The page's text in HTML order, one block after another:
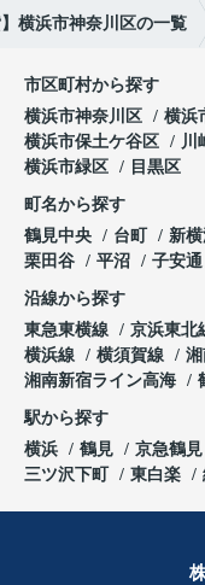
横浜市神奈川区の一覧
市区町村から探す
横浜市神奈川区
横浜
横浜市保土ケ谷区
川
横浜市緑区
目黒区
町名から探す
鶴見中央
台町 新
栗田谷
平沼 子安通
沿線から探す
東急東横線
京浜東北
横浜線
横須賀線
湘南新宿ライン高海
駅から探す
横浜
鶴見 京急鶴見
三ツ沢下町
東白楽